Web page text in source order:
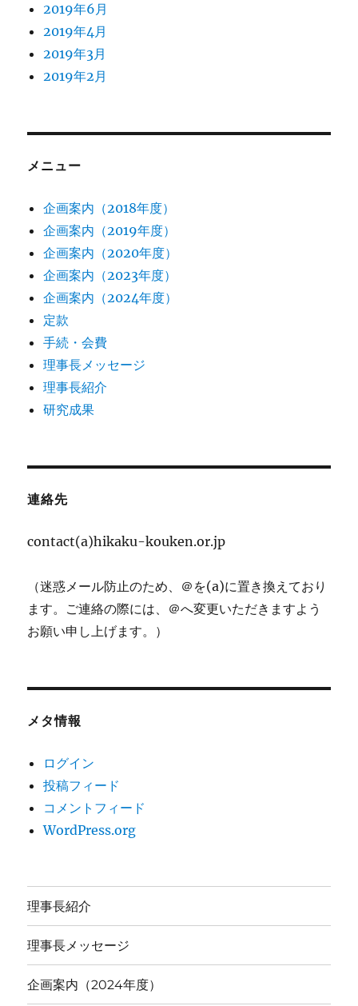
2019年6月
2019年4月
2019年3月
2019年2月
メニュー
企画案内（2018年度）
企画案内（2019年度）
企画案内（2020年度）
企画案内（2023年度）
企画案内（2024年度）
定款
手続・会費
理事長メッセージ
理事長紹介
研究成果
連絡先
contact(a)hikaku-kouken.or.jp
（迷惑メール防止のため、＠を(a)に置き換えており
ます。ご連絡の際には、＠へ変更いただきますよう
お願い申し上げます。）
メタ情報
ログイン
投稿フィード
コメントフィード
WordPress.org
理事長紹介
理事長メッセージ
企画案内（2024年度）